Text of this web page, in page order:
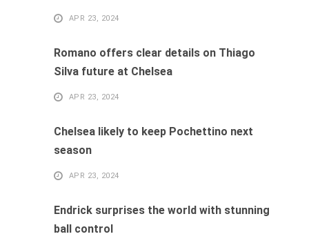
APR 23, 2024
Romano offers clear details on Thiago
Silva future at Chelsea
APR 23, 2024
Chelsea likely to keep Pochettino next
season
APR 23, 2024
Endrick surprises the world with stunning
ball control